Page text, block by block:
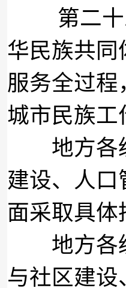
第二
华民族共
服务全过
城市民族工
地方各级
建设、人
面采取具
地方各级
与社区建